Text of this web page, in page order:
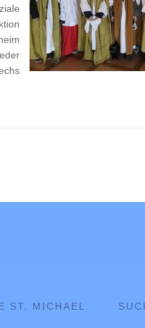
ST. MICHAEL